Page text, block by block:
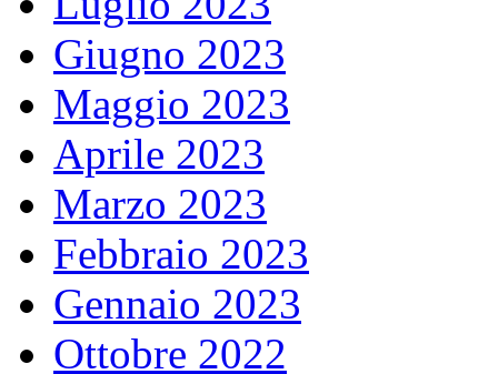
Giugno 2023
Maggio 2023
Aprile 2023
Marzo 2023
Febbraio 2023
Gennaio 2023
Ottobre 2022